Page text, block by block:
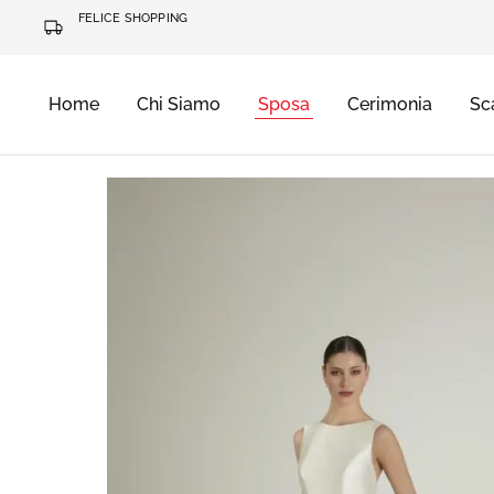
FELICE SHOPPING
Home Chi Siamo Sposa Cerimonia